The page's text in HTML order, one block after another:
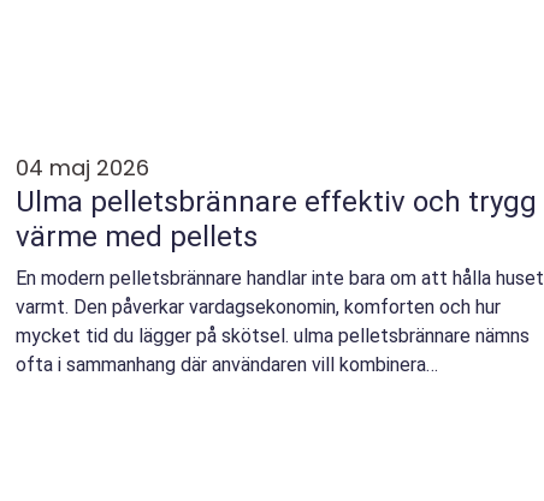
04 maj 2026
Ulma pelletsbrännare effektiv och trygg
värme med pellets
En modern pelletsbrännare handlar inte bara om att hålla huset
varmt. Den påverkar vardagsekonomin, komforten och hur
mycket tid du lägger på skötsel. ulma pelletsbrännare nämns
ofta i sammanhang där användaren vill kombinera